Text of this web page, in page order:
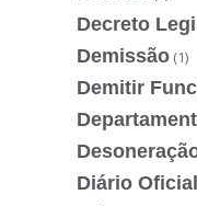
Decreto
Demissão (1)
Demitir
Diário Oficial